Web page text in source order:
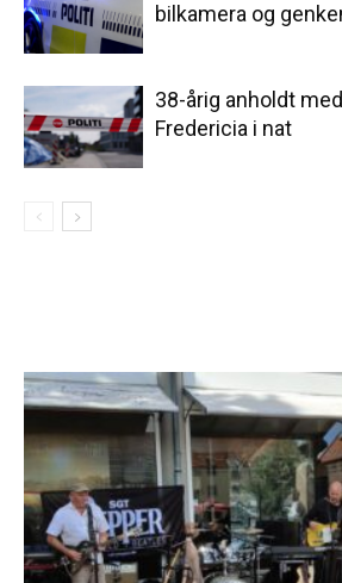
bilkamera og
38-årig anholdt
Fredericia i nat